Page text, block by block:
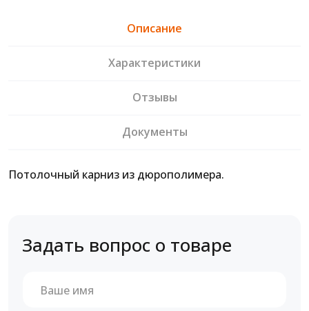
Описание
Характеристики
Отзывы
Документы
Потолочный карниз из дюрополимера.
Задать вопрос о товаре